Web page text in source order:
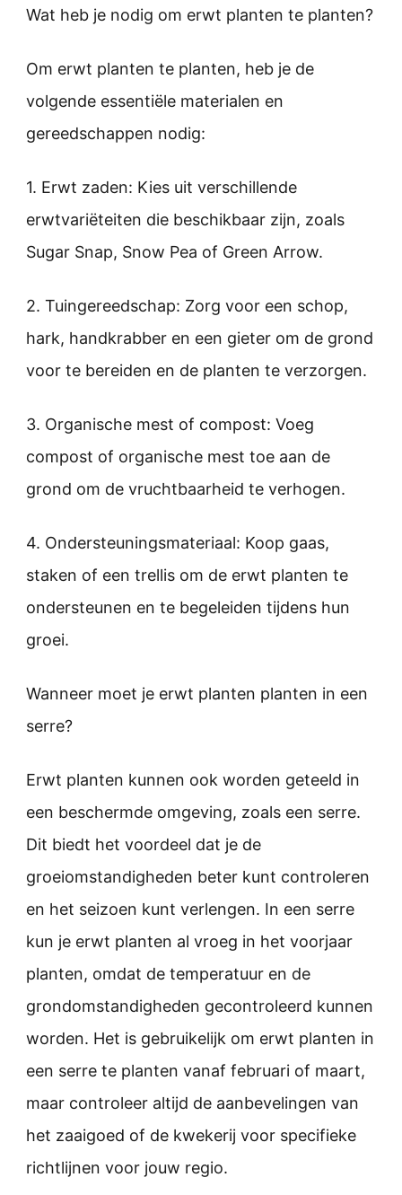
Wat heb je nodig om erwt planten te planten?
Om erwt planten te planten, heb je de
volgende essentiële materialen en
gereedschappen nodig:
1. Erwt zaden: Kies uit verschillende
erwtvariëteiten die beschikbaar zijn, zoals
Sugar Snap, Snow Pea of Green Arrow.
2. Tuingereedschap: Zorg voor een schop,
hark, handkrabber en een gieter om de grond
voor te bereiden en de planten te verzorgen.
3. Organische mest of compost: Voeg
compost of organische mest toe aan de
grond om de vruchtbaarheid te verhogen.
4. Ondersteuningsmateriaal: Koop gaas,
staken of een trellis om de erwt planten te
ondersteunen en te begeleiden tijdens hun
groei.
Wanneer moet je erwt planten planten in een
serre?
Erwt planten kunnen ook worden geteeld in
een beschermde omgeving, zoals een serre.
Dit biedt het voordeel dat je de
groeiomstandigheden beter kunt controleren
en het seizoen kunt verlengen. In een serre
kun je erwt planten al vroeg in het voorjaar
planten, omdat de temperatuur en de
grondomstandigheden gecontroleerd kunnen
worden. Het is gebruikelijk om erwt planten in
een serre te planten vanaf februari of maart,
maar controleer altijd de aanbevelingen van
het zaaigoed of de kwekerij voor specifieke
richtlijnen voor jouw regio.